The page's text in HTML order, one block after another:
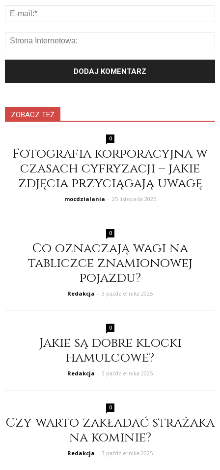
ZOBACZ TEŻ
0
Fotografia korporacyjna w
czasach cyfryzacji – jakie
zdjęcia przyciągają uwagę
mocdzialania - 25 listopada 2025
0
Co oznaczają wagi na
tabliczce znamionowej
pojazdu?
Redakcja - 3 października 2025
0
Jakie są dobre klocki
hamulcowe?
Redakcja - 3 października 2025
0
Czy warto zakładać strażaka
na kominie?
Redakcja - 3 października 2025